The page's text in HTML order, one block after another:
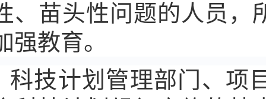
、苗头性问题的人员，
强教育。
科技计划管理部门、项